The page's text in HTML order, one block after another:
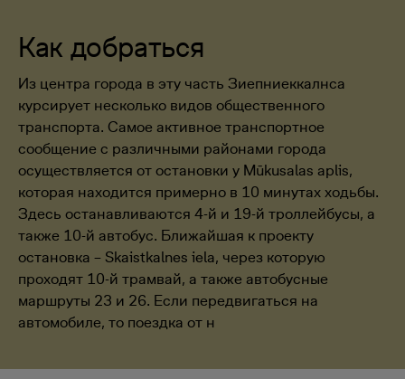
Как добраться
Из центра города в эту часть Зиепниеккалнса
курсирует несколько видов общественного
транспорта. Самое активное транспортное
сообщение с различными районами города
осуществляется от остановки у Mūkusalas aplis,
которая находится примерно в 10 минутах ходьбы.
Здесь останавливаются 4-й и 19-й троллейбусы, а
также 10-й автобус. Ближайшая к проекту
остановка – Skaistkalnes iela, через которую
проходят 10-й трамвай, а также автобусные
маршруты 23 и 26. Если передвигаться на
автомобиле, то поездка от н